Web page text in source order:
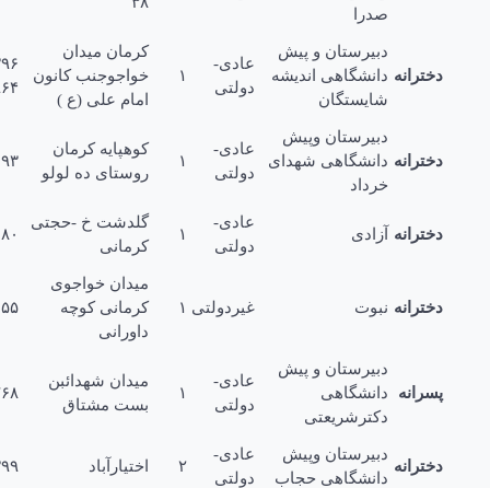
دبیرستان و پیش
دانشگاهی اندیشه
شایستگان
عادی-
دولتی
۱
کرمان میدان
خواجوجنب کانون
امام علی (ع )
۲۲۶۹۳۹۶
۲۲۳۹۳۹۶۴
دبیرستان وپیش
دانشگاهی شهداى
عادی-
دولتی
۱
کوهپایه کرمان
روستاى ده لولو
۴۱۱۰۰۹۳
آزادى ۱
گلدشت خ -حجتی
کرمانی
۳۲۱۰۱۸۰
نبوت غیردولتی ۱
میدان خواجوى
کرمانی کوچه
۲۲۹۰۵۵
دبیرستان و پیش
دانشگاهی
دکترشریعتی
عادی-
۱
میدان شهدائبن
بست مشتاق
۲۲۳۷۶۸
دبیرستان وپیش
دانشگاهی حجاب
عادی-
دولتی
۲ اختیارآباد ۲۵۳۲۳۹۹